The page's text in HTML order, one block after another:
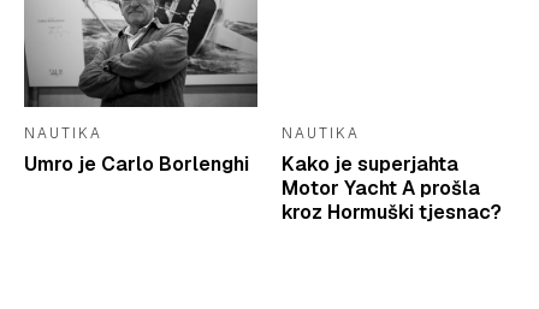
NAUTIKA
Umro je Carlo Borlenghi
NAUTIKA
Kako je superjahta
Motor Yacht A prošla
kroz Hormuški tjesnac?